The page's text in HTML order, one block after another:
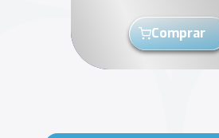
Comprar